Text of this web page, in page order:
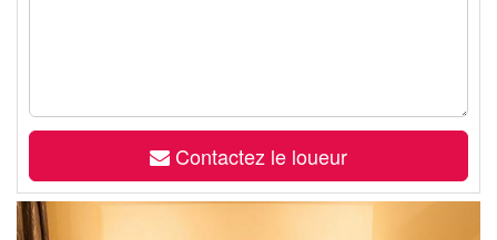
Contactez le loueur